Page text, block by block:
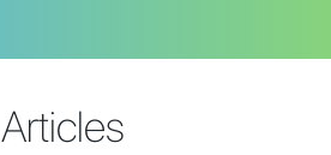
Articles